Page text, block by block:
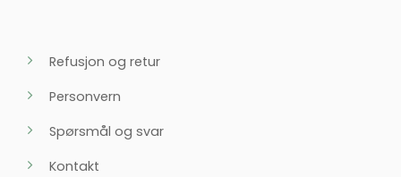
Refusjon og retur
Personvern
Spørsmål og svar
Kontakt